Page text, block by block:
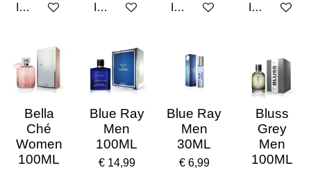
In winkelwagen In winkelwagen In winkelwagen In
Bella
Ché
Women
100ML
Blue Ray
Men
100ML
€ 14,99
Blue Ray
Men
30ML
€ 6,99
Bluss
Grey
Men
100ML